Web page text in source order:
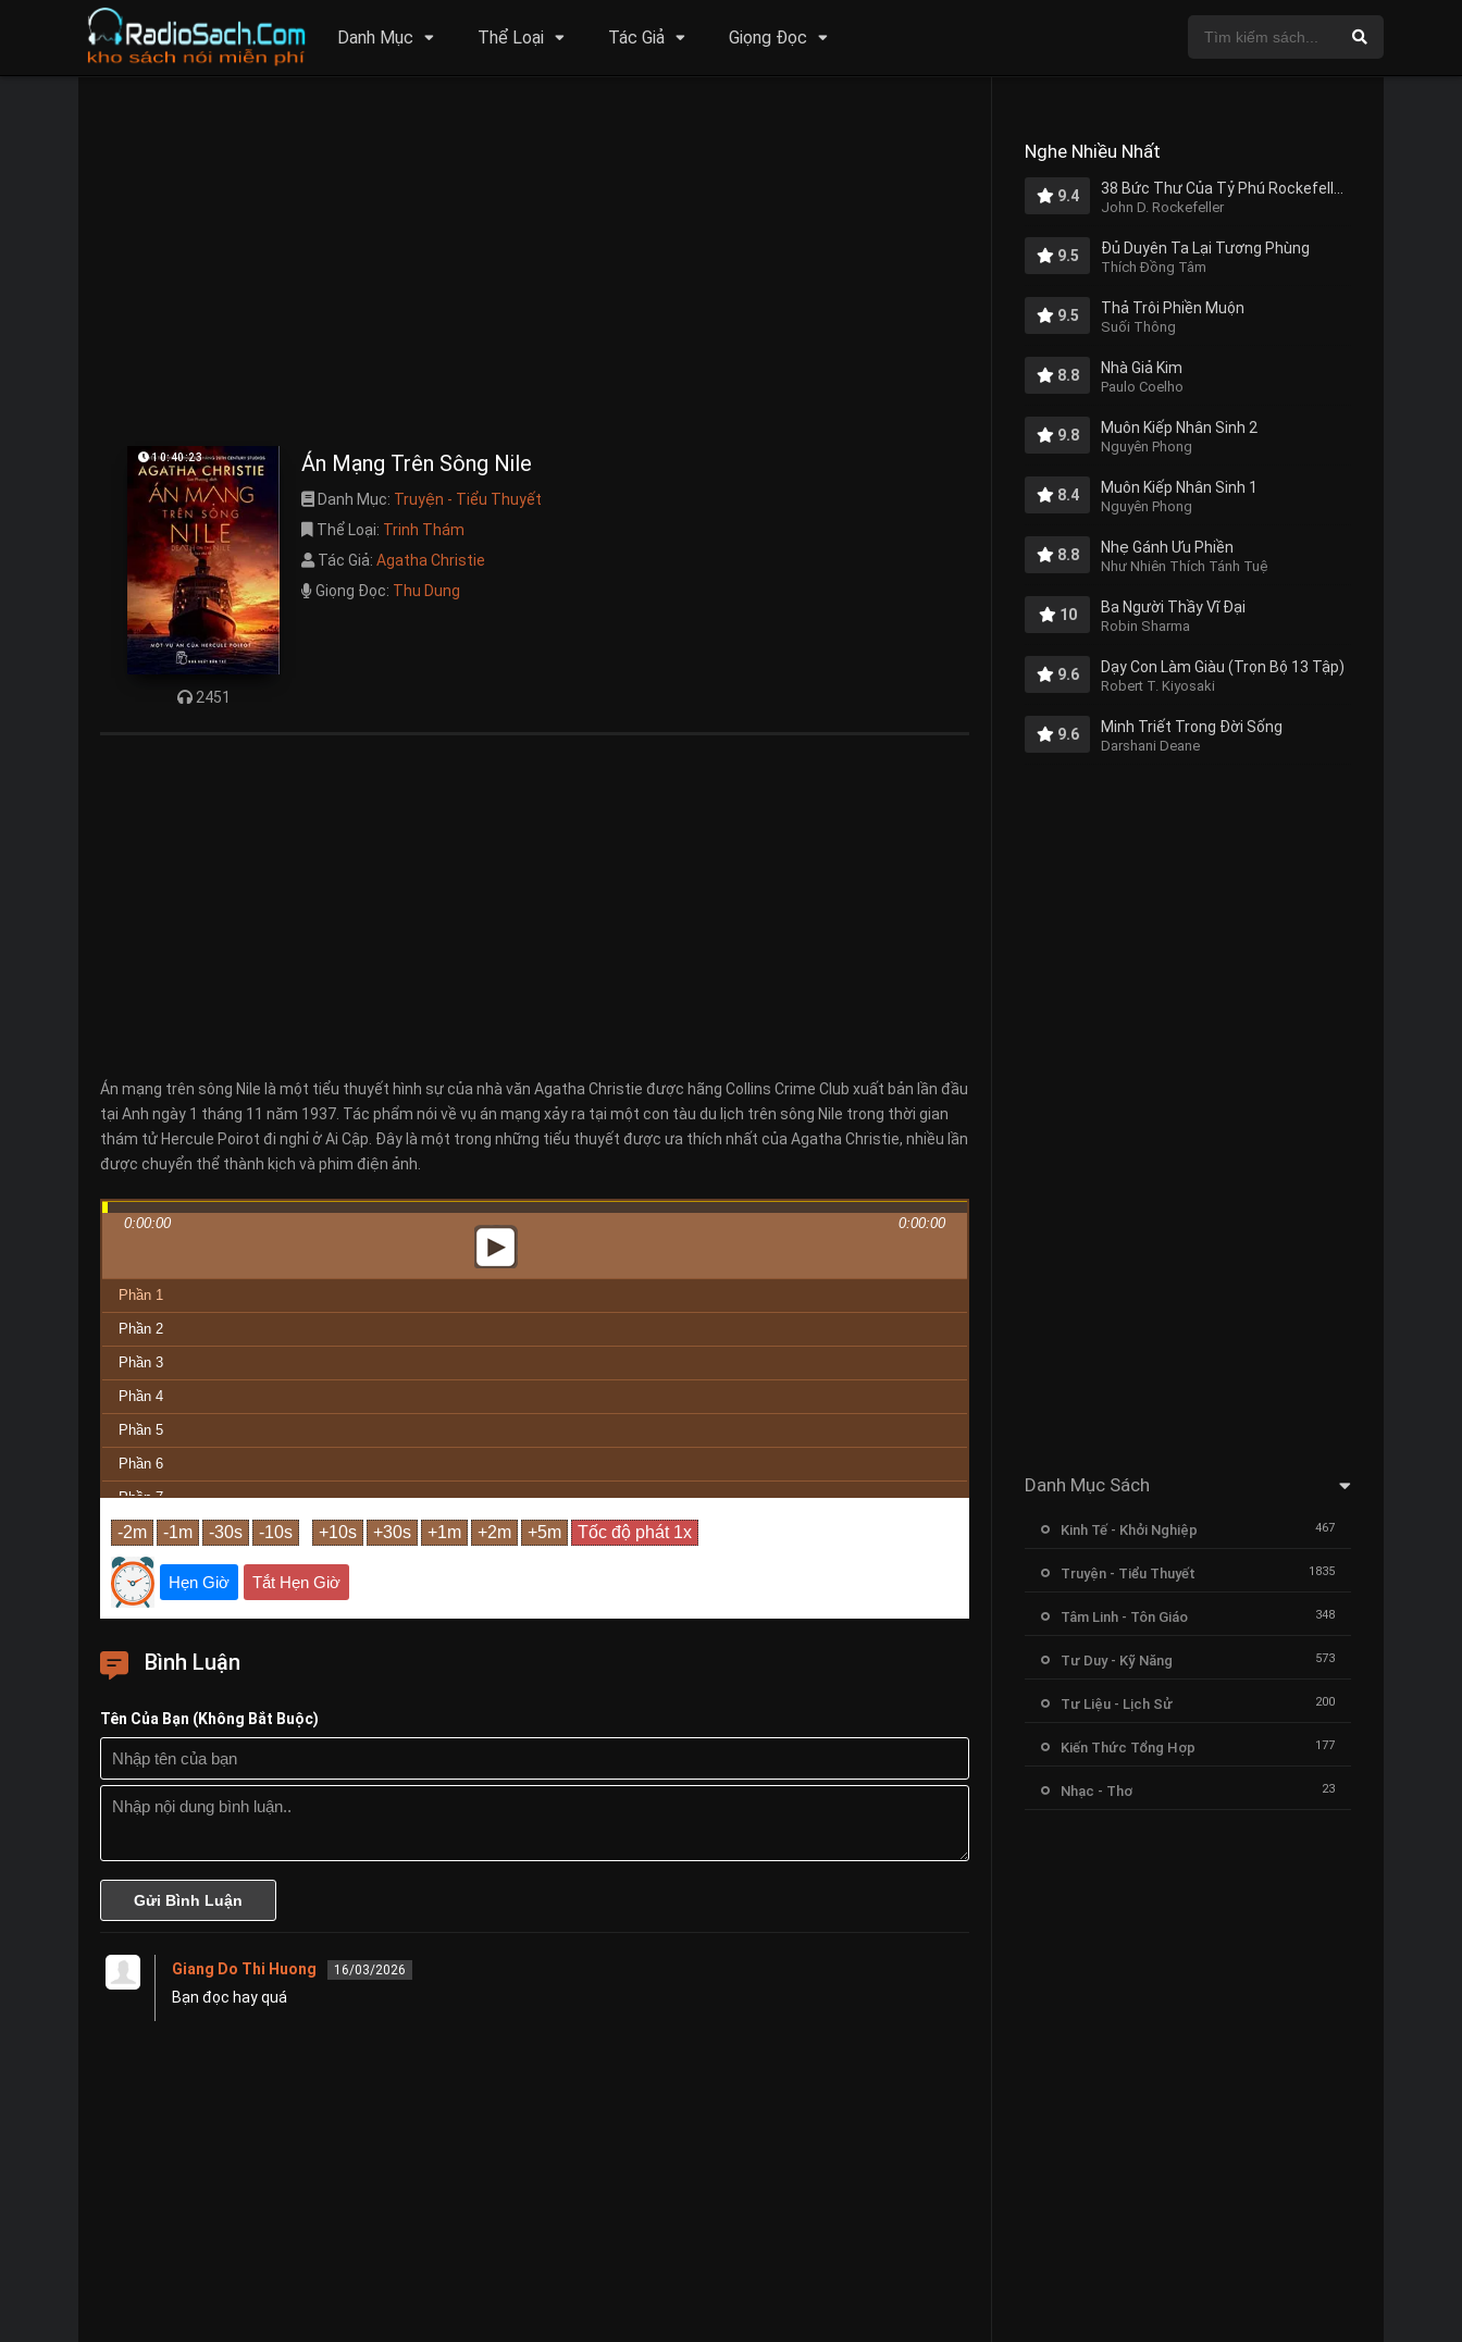
Danh Mục Thể Loại Tác Giả Giọng Đọc
10:40:23
2451
Án Mạng Trên Sông Nile
Danh Mục: Truyện - Tiểu Thuyết
Thể Loại: Trinh Thám
Tác Giả: Agatha Christie
Giọng Đọc: Thu Dung
Án mạng trên sông Nile là một tiểu thuyết hình sự của nhà văn Agatha Christie được hãng Collins Crime Club xuất bản lần đầu
tại Anh ngày 1 tháng 11 năm 1937. Tác phẩm nói về vụ án mạng xảy ra tại một con tàu du lịch trên sông Nile trong thời gian
thám tử Hercule Poirot đi nghỉ ở Ai Cập. Đây là một trong những tiểu thuyết được ưa thích nhất của Agatha Christie, nhiều lần
được chuyển thể thành kịch và phim điện ảnh.
0:00:00 0:00:00
Phần 1
Phần 2
Phần 3
Phần 4
Phần 5
Phần 6
Phần 7
Phần 8
Phần 9
Phần 10
Phần 12
Phần 14
Phần 15
Phần Cuối
Hẹn Giờ Tắt Hẹn Giờ
Bình Luận
Tên Của Bạn (Không Bắt Buộc)
Giang Do Thi Huong 16/03/2026
Bạn đọc hay quá
Nghe Nhiều Nhất
9.4
John D. Rockefeller
9.5 Đủ Duyên Ta Lại Tương Phùng
Thích Đồng Tâm
9.5 Thả Trôi Phiền Muộn
Suối Thông
8.8 Nhà Giả Kim
Paulo Coelho
9.8 Muôn Kiếp Nhân Sinh 2
Nguyên Phong
8.4 Muôn Kiếp Nhân Sinh 1
Nguyên Phong
8.8 Nhẹ Gánh Ưu Phiền
Như Nhiên Thích Tánh Tuệ
10 Ba Người Thầy Vĩ Đại
Robin Sharma
9.6 Dạy Con Làm Giàu (Trọn Bộ 13 Tập)
Robert T. Kiyosaki
9.6 Minh Triết Trong Đời Sống
Darshani Deane
Danh Mục Sách
Kinh Tế - Khởi Nghiệp 467
Truyện - Tiểu Thuyết 1835
Tâm Linh - Tôn Giáo 348
Tư Duy - Kỹ Năng 573
Tư Liệu - Lịch Sử 200
Kiến Thức Tổng Hợp 177
Nhạc - Thơ 23